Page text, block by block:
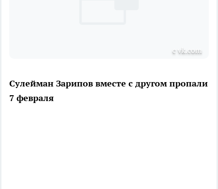
с vk.com
Сулейман Зарипов вместе с другом пропали
7 февраля